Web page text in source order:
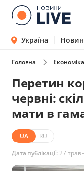
Україна
Головна Економіка
Перетин
червні:
мати в
UA RU
Дата публікації:27